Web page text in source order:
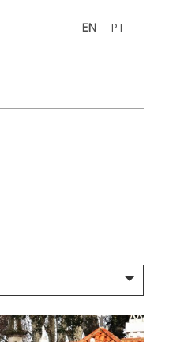
EN | PT